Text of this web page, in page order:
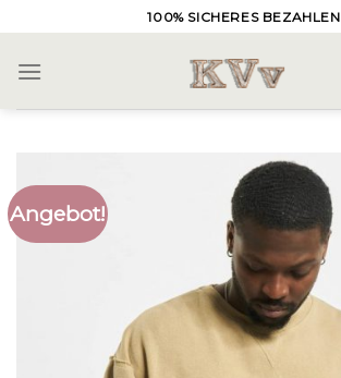
to
content
100% SICHERES BEZAHLEN
Angebot!